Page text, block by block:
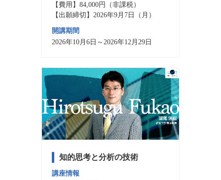
【費用】84,000円（非課税）
【出願締切】2026年9月7日（月）
開講期間
2026年10月6日～2026年12月29日
知的思考と分析の技術
講座情報